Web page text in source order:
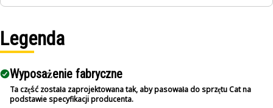
Legenda
Wyposażenie fabryczne
Ta część została zaprojektowana tak, aby pasowała do sprzętu Cat na
podstawie specyfikacji producenta.